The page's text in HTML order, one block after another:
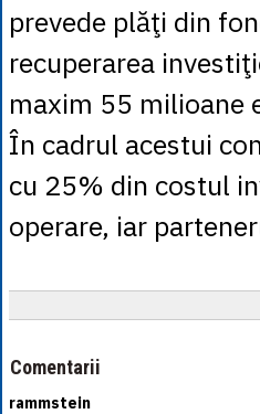
prevede plăţi din
recuperarea
maxim 55 milioane
În cadrul acestui
cu 25% din costul
operare, iar
Comentarii
rammstein